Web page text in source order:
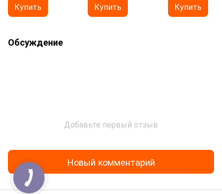
Купить Купить Купить
Обсуждение
Добавьте первый отзыв
Новый комментарий